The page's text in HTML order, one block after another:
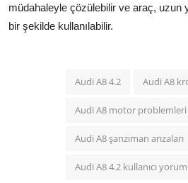
müdahaleyle çözülebilir ve araç, uzun
bir şekilde kullanılabilir.
Audi A8 4.2 Audi A8
Audi A8 motor problemleri
Audi A8 şanzıman arızaları
Audi A8 4.2 kullanıcı